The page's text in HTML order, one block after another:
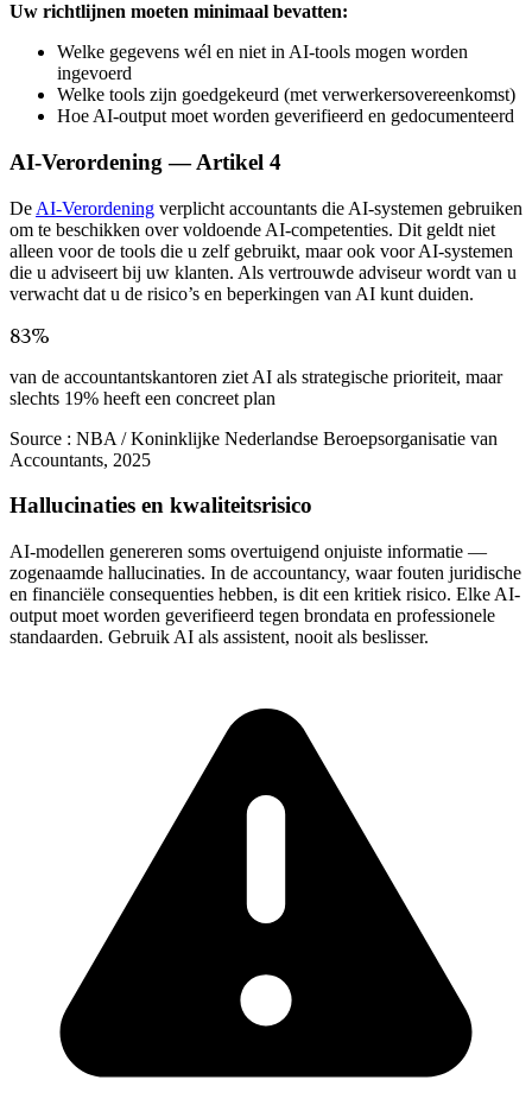
Uw richtlijnen moeten minimaal bevatten:
Welke gegevens wél en niet in AI-tools mogen worden
ingevoerd
Welke tools zijn goedgekeurd (met verwerkersovereenkomst)
Hoe AI-output moet worden geverifieerd en gedocumenteerd
AI-Verordening — Artikel 4
De AI-Verordening verplicht accountants die AI-systemen gebruiken
om te beschikken over voldoende AI-competenties. Dit geldt niet
alleen voor de tools die u zelf gebruikt, maar ook voor AI-systemen
die u adviseert bij uw klanten. Als vertrouwde adviseur wordt van u
verwacht dat u de risico’s en beperkingen van AI kunt duiden.
83%
van de accountantskantoren ziet AI als strategische prioriteit, maar
slechts 19% heeft een concreet plan
Source : NBA / Koninklijke Nederlandse Beroepsorganisatie van
Accountants, 2025
Hallucinaties en kwaliteitsrisico
AI-modellen genereren soms overtuigend onjuiste informatie —
zogenaamde hallucinaties. In de accountancy, waar fouten juridische
en financiële consequenties hebben, is dit een kritiek risico. Elke AI-
output moet worden geverifieerd tegen brondata en professionele
standaarden. Gebruik AI als assistent, nooit als beslisser.